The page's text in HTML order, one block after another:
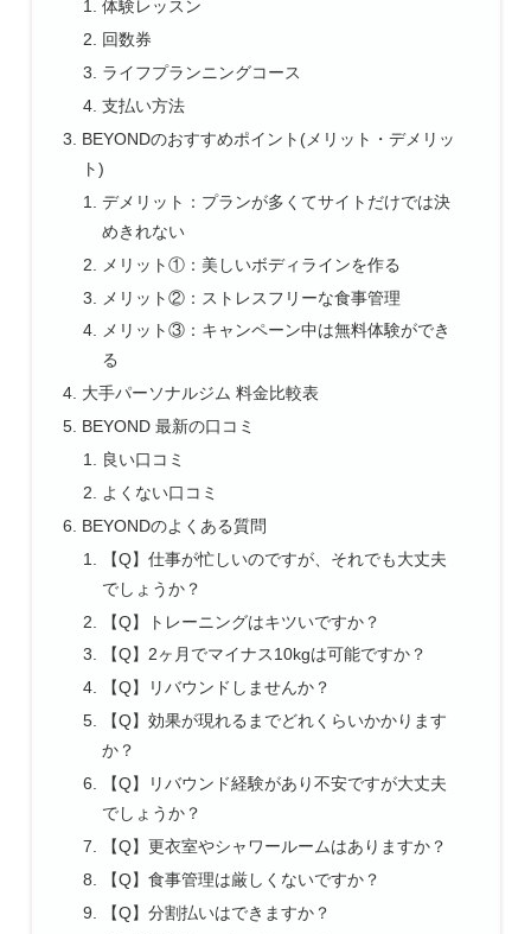
体験レッスン
回数券
ライフプランニングコース
支払い方法
BEYONDのおすすめポイント(メリット・デメリッ
ト)
デメリット：プランが多くてサイトだけでは決
めきれない
メリット①：美しいボディラインを作る
メリット②：ストレスフリーな食事管理
メリット③：キャンペーン中は無料体験ができ
る
大手パーソナルジム 料金比較表
BEYOND 最新の口コミ
良い口コミ
よくない口コミ
BEYONDのよくある質問
【Q】仕事が忙しいのですが、それでも大丈夫
でしょうか？
【Q】トレーニングはキツいですか？
【Q】2ヶ月でマイナス10kgは可能ですか？
【Q】リバウンドしませんか？
【Q】効果が現れるまでどれくらいかかります
か？
【Q】リバウンド経験があり不安ですが大丈夫
でしょうか？
【Q】更衣室やシャワールームはありますか？
【Q】食事管理は厳しくないですか？
【Q】分割払いはできますか？